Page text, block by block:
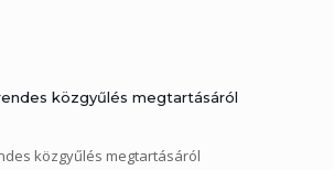
közgyűlés megtartásáról
közgyűlés megtartásáról